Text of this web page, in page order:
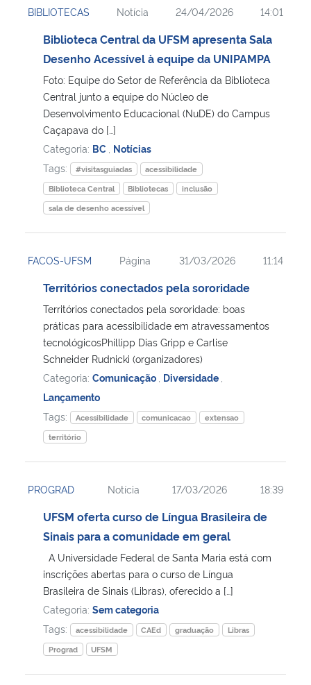
Ministério da Cidadania
Ministério de Minas e Energia
Ministério da Ciência, Tecnologia, Inovações e Comunicações
Ministério do Meio Ambiente
Ministério do Turismo
Ministério do Desenvolvimento Regional
Ministério da Mulher, da Família e dos Direitos Humanos
Secretaria-Geral
Secretaria de Governo
Gabinete de Segurança Institucional
Banco Central do Brasil
BIBLIOTECAS Notícia 24/04/2026 14:01
Biblioteca Central da UFSM apresenta Sala
Desenho Acessível à equipe da UNIPAMPA
Foto: Equipe do Setor de Referência da Biblioteca
Central junto a equipe do Núcleo de
Desenvolvimento Educacional (NuDE) do Campus
Caçapava do […]
Categoria: BC Notícias
Tags:
#visitasguiadas
acessibilidade
Biblioteca Central
Bibliotecas
inclusão
sala de desenho acessível
FACOS-UFSM Página 31/03/2026 11:14
Territórios conectados pela sororidade
Territórios conectados pela sororidade: boas
práticas para acessibilidade em atravessamentos
tecnológicosPhillipp Dias Gripp e Carlise
Schneider Rudnicki (organizadores)
Categoria: Comunicação Diversidade
Lançamento
Tags:
Acessibilidade comunicacao
extensao
território
PROGRAD Notícia 17/03/2026 18:39
UFSM oferta curso de Língua Brasileira de
Sinais para a comunidade em geral
A Universidade Federal de Santa Maria está com
inscrições abertas para o curso de Língua
Brasileira de Sinais (Libras), oferecido a […]
Categoria: Sem categoria
Tags:
acessibilidade CAEd graduação
Libras
Prograd
UFSM